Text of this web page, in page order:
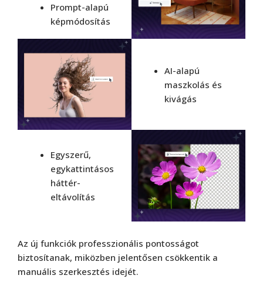
Prompt-alapú
képmódosítás
AI-alapú
maszkolás és
kivágás
Egyszerű,
egykattintásos
háttér-
eltávolítás
Az új funkciók professzionális pontosságot
biztosítanak, miközben jelentősen csökkentik a
manuális szerkesztés idejét.